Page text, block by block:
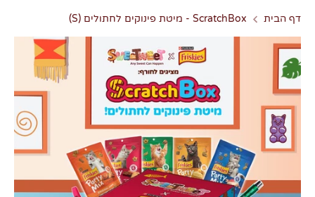
דף הבית ScratchBox - מיטת פינוקים לחתולים (S)